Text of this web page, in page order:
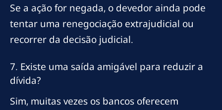
Se a ação for negada, o devedor ainda pode
tentar uma renegociação extrajudicial ou
recorrer da decisão judicial.
7. Existe uma saída amigável para reduzir a
dívida?
Sim, muitas vezes os bancos oferecem